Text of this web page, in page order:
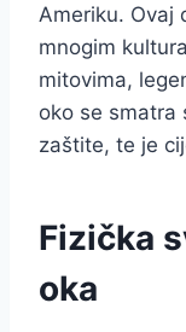
Ameriku. Ovaj
mnogim
mitovima,
oko se smatra
zaštite, te je
Fizička
oka